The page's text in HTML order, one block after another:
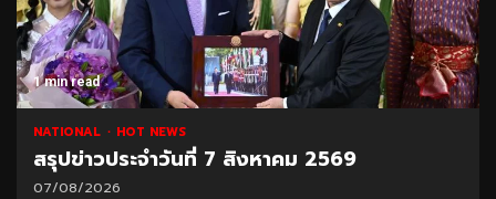
1 min read
NATIONAL HOT NEWS
สรุปข่าวประจำวันที่ 7 สิงหาคม 2569
07/08/2026